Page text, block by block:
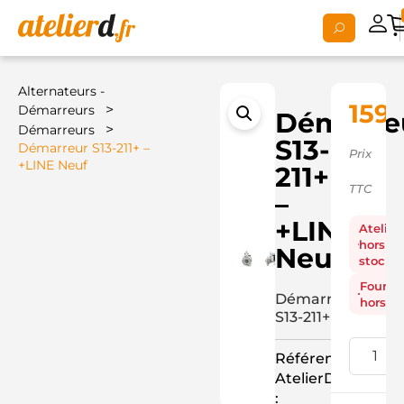
Alternateurs -
Démarreurs
>
Démarreurs >
Démarreur S13-211+ –
+LINE Neuf
S13-
211+
–
+LINE
Neuf
Démarreur
S13-211+
Référence
AtelierD
:
Prix
TTC
Atelier
hors
stock
hors